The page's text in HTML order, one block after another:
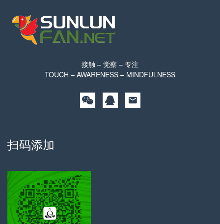
接触 – 觉察 – 专注
TOUCH – AWARENESS – MINDFULNESS
扫码添加